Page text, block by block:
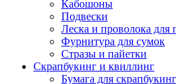
Кабошоны
Подвески
Леска и проволока для
Фурнитура для сумок
Стразы и пайетки
Скрапбукинг и квиллинг
Бумага для